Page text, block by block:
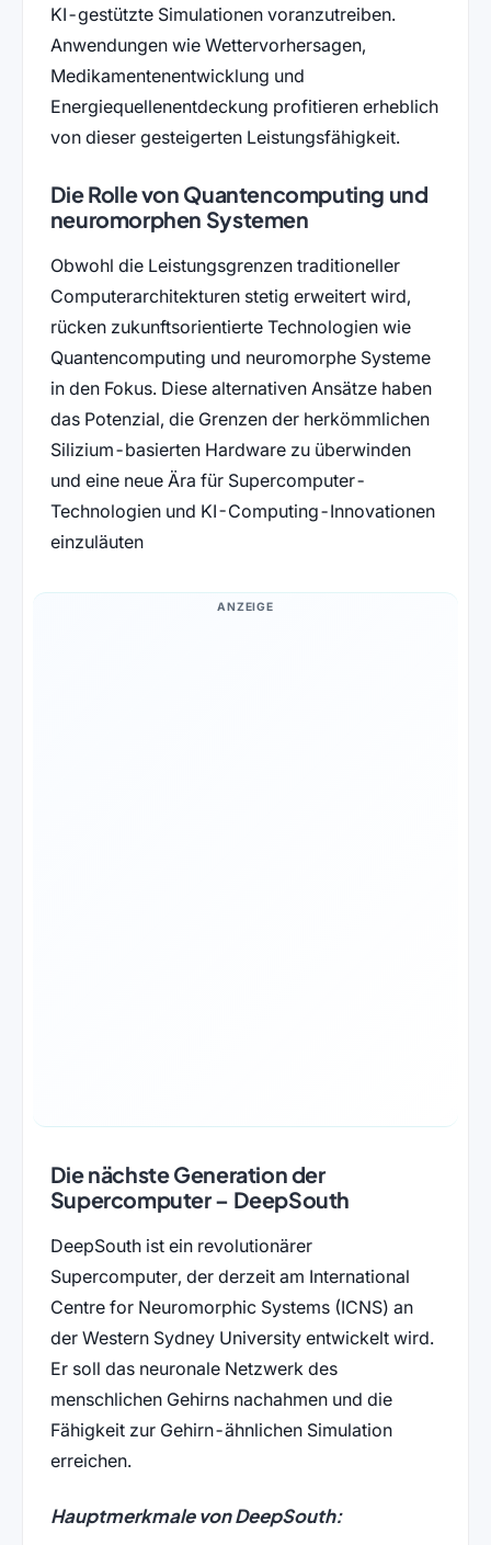
KI-gestützte Simulationen voranzutreiben.
Anwendungen wie Wettervorhersagen,
Medikamentenentwicklung und
Energiequellenentdeckung profitieren erheblich
von dieser gesteigerten Leistungsfähigkeit​​.
Die Rolle von Quantencomputing und
neuromorphen Systemen
Obwohl die Leistungsgrenzen traditioneller
Computerarchitekturen stetig erweitert wird,
rücken zukunftsorientierte Technologien wie
Quantencomputing und neuromorphe Systeme
in den Fokus. Diese alternativen Ansätze haben
das Potenzial, die Grenzen der herkömmlichen
Silizium-basierten Hardware zu überwinden
und eine neue Ära für Supercomputer-
Technologien und KI-Computing-Innovationen
einzuläuten
ANZEIGE
Die nächste Generation der
Supercomputer – DeepSouth
DeepSouth ist ein revolutionärer
Supercomputer, der derzeit am International
Centre for Neuromorphic Systems (ICNS) an
der Western Sydney University entwickelt wird.
Er soll das neuronale Netzwerk des
menschlichen Gehirns nachahmen und die
Fähigkeit zur Gehirn-ähnlichen Simulation
erreichen.
Hauptmerkmale von DeepSouth: